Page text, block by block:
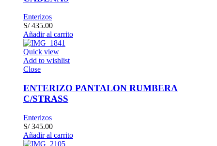
Enterizos
S/435.00
Añadir al carrito
Quick view
Add to wishlist
Close
ENTERIZO PANTALON RUMBERA
C/STRASS
Enterizos
S/345.00
Añadir al carrito